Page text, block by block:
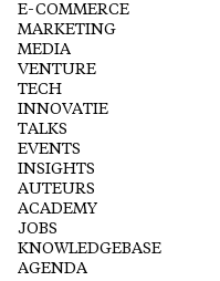
E-COMMERCE
MARKETING
MEDIA
VENTURE
TECH
INNOVATIE
TALKS
EVENTS
INSIGHTS
AUTEURS
ACADEMY
JOBS
KNOWLEDGEBASE
AGENDA